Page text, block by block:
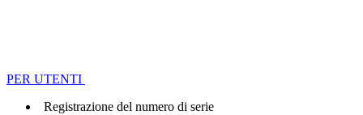
PER UTENTI
Registrazione del numero di serie